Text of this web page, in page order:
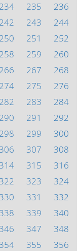
234 235
236
242 243
244
250 251
252
258 259
260
266 267
268
274 275
276
282 283
284
290 291
292
298 299
300
306 307
308
314 315
316
322 323
324
330 331
332
338 339
340
346 347
348
354 355 356